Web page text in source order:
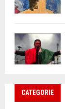
CATEGORIE